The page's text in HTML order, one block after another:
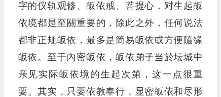
字的仪轨观修、皈依戒、菩提心，对生起皈
依境都是至關重要的，除此之外，任何说法
都非正规皈依，最多是简易皈依或方便隨缘
皈依。至于內密皈依，皈依弟子当於坛城中
亲见实际皈依境的生起次第，这一点很重
要。其实，只要依教奉行，显密皈依和尽形